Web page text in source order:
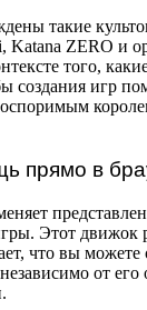
такие
Katana ZERO и
того,
создания игр
прямо в
Этот движок
что вы можете
от его